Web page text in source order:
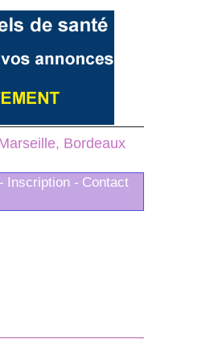
Bordeaux
Inscription - Contact